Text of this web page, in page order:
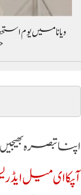
ویانا میں یوم
اپنا تبصرہ بھیجیں
آپکا ای میل